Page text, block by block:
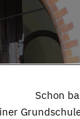
eigentlichen
Bitte beachten
Schon